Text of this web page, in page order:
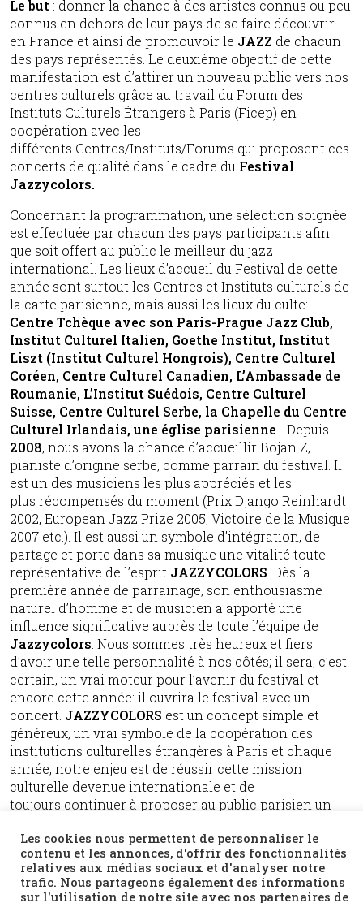
Le but : donner la chance à des artistes connus ou peu
connus en dehors de leur pays de se faire découvrir
en France et ainsi de promouvoir le JAZZ de chacun
des pays représentés. Le deuxième objectif de cette
manifestation est d’attirer un nouveau public vers nos
centres culturels grâce au travail du Forum des
Instituts Culturels Étrangers à Paris (Ficep) en
coopération avec les
différents Centres/Instituts/Forums qui proposent ces
concerts de qualité dans le cadre du Festival
Jazzycolors.
Concernant la programmation, une sélection soignée
est effectuée par chacun des pays participants afin
que soit offert au public le meilleur du jazz
international. Les lieux d’accueil du Festival de cette
année sont surtout les Centres et Instituts culturels de
la carte parisienne, mais aussi les lieux du culte:
Centre Tchèque avec son Paris-Prague Jazz Club,
Institut Culturel Italien, Goethe Institut, Institut
Liszt (Institut Culturel Hongrois), Centre Culturel
Coréen, Centre Culturel Canadien, L’Ambassade de
Roumanie, L’Institut Suédois, Centre Culturel
Suisse, Centre Culturel Serbe, la Chapelle du Centre
Culturel Irlandais, une église parisienne … Depuis
2008, nous avons la chance d’accueillir Bojan Z,
pianiste d’origine serbe, comme parrain du festival. Il
est un des musiciens les plus appréciés et les
plus récompensés du moment (Prix Django Reinhardt
2002, European Jazz Prize 2005, Victoire de la Musique
2007 etc.). Il est aussi un symbole d’intégration, de
partage et porte dans sa musique une vitalité toute
représentative de l’esprit JAZZYCOLORS . Dès la
première année de parrainage, son enthousiasme
naturel d’homme et de musicien a apporté une
influence significative auprès de toute l’équipe de
Jazzycolors . Nous sommes très heureux et fiers
d’avoir une telle personnalité à nos côtés; il sera, c’est
certain, un vrai moteur pour l’avenir du festival et
encore cette année: il ouvrira le festival avec un
concert. JAZZYCOLORS est un concept simple et
généreux, un vrai symbole de la coopération des
institutions culturelles étrangères à Paris et chaque
année, notre enjeu est de réussir cette mission
culturelle devenue internationale et de
toujours continuer à proposer au public parisien un
Les cookies nous permettent de personnaliser le
contenu et les annonces, d'offrir des fonctionnalités
relatives aux médias sociaux et d'analyser notre
trafic. Nous partageons également des informations
sur l'utilisation de notre site avec nos partenaires de